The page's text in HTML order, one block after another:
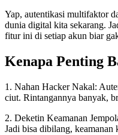
Yap, autentikasi multifaktor
dunia digital kita sekarang.
fitur ini di setiap akun biar
Kenapa Penting
1. Nahan Hacker Nakal:
ciut. Rintangannya banyak,
2. Deketin Keamanan
Jadi bisa dibilang, keamanan